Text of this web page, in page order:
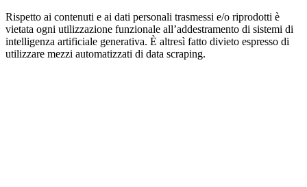
Rispetto ai contenuti e ai dati personali trasmessi e/o riprodotti è
vietata ogni utilizzazione funzionale all’addestramento di sistemi di
intelligenza artificiale generativa. È altresì fatto divieto espresso di
utilizzare mezzi automatizzati di data scraping.